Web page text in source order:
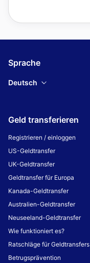
Sprache
Deutsch
Geld transferieren
Registrieren / einloggen
US-Geldtransfer
UK-Geldtransfer
Geldtransfer für Europa
Kanada-Geldtransfer
Australien-Geldtransfer
Neuseeland-Geldtransfer
Wie funktioniert es?
Ratschläge für Geldtransfers
Betrugsprävention